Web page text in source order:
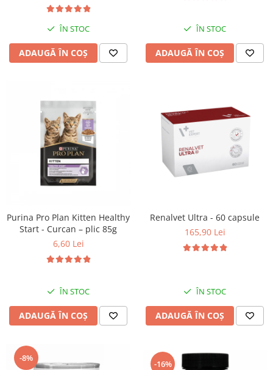
ÎN STOC
ADAUGĂ ÎN COȘ
ÎN STOC
ADAUGĂ ÎN COȘ
Purina Pro Plan Kitten Healthy
Start - Curcan – plic 85g
6,60 Lei
ÎN STOC
ADAUGĂ ÎN COȘ
Renalvet Ultra - 60 capsule
165,90 Lei
ÎN STOC
ADAUGĂ ÎN COȘ
-8%
-16%